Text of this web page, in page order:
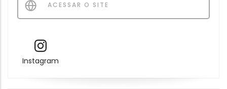
ACESSAR O SITE
Instagram